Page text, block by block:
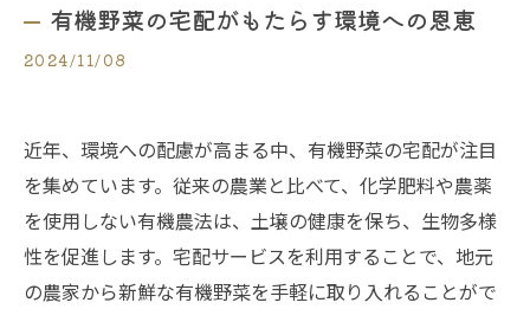
有機野菜の宅配がもたらす環境への恩恵
2024/11/08
近年、環境への配慮が高まる中、有機野菜の宅配が注目
を集めています。従来の農業と比べて、化学肥料や農薬
を使用しない有機農法は、土壌の健康を保ち、生物多様
性を促進します。宅配サービスを利用することで、地元
の農家から新鮮な有機野菜を手軽に取り入れることがで